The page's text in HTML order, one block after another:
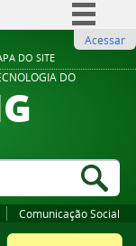
DO SITE
BR
Acessar
DO
Comunicação Social